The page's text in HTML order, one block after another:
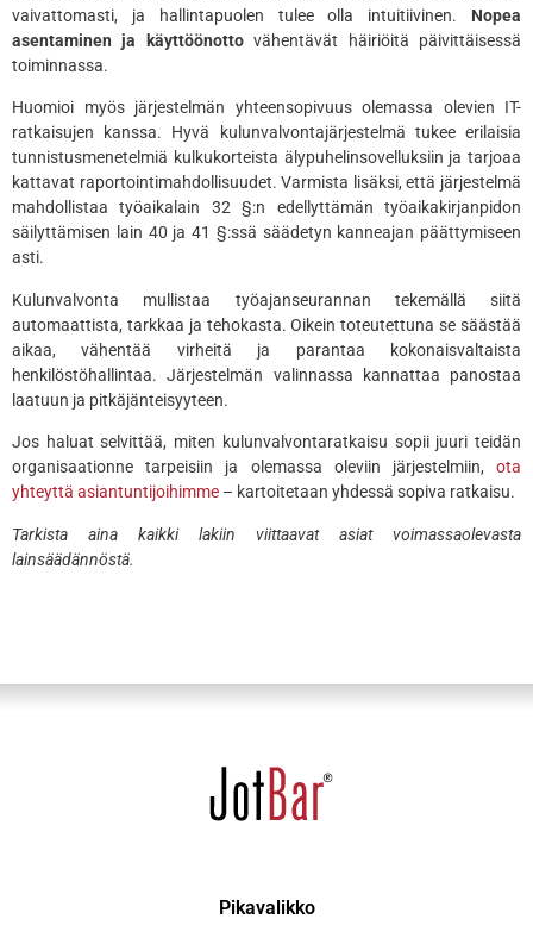
vaivattomasti, ja hallintapuolen tulee olla intuitiivinen. Nopea
asentaminen ja käyttöönottovähentävät häiriöitä päivittäisessä
toiminnassa.
Huomioi myös järjestelmän yhteensopivuus olemassa olevien IT-
ratkaisujen kanssa. Hyvä kulunvalvontajärjestelmä tukee erilaisia
tunnistusmenetelmiä kulkukorteista älypuhelinsovelluksiin ja tarjoaa
kattavat raportointimahdollisuudet. Varmista lisäksi, että järjestelmä
mahdollistaa työaikalain 32 §:n edellyttämän työaikakirjanpidon
säilyttämisen lain 40 ja 41 §:ssä säädetyn kanneajan päättymiseen
asti.
Kulunvalvonta mullistaa työajanseurannan tekemällä siitä
automaattista, tarkkaa ja tehokasta. Oikein toteutettuna se säästää
aikaa, vähentää virheitä ja parantaa kokonaisvaltaista
henkilöstöhallintaa. Järjestelmän valinnassa kannattaa panostaa
laatuun ja pitkäjänteisyyteen.
Jos haluat selvittää, miten kulunvalvontaratkaisu sopii juuri teidän
organisaationne tarpeisiin ja olemassa oleviin järjestelmiin, ota
yhteyttä asiantuntijoihimme – kartoitetaan yhdessä sopiva ratkaisu.
Tarkista aina kaikki lakiin viittaavat asiat voimassaolevasta
lainsäädännöstä.
Pikavalikko